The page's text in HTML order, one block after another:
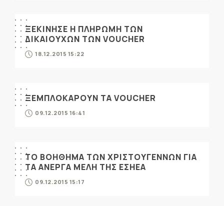
ΞΕΚΙΝΗΣΕ Η ΠΛΗΡΩΜΗ ΤΩΝ
ΔΙΚΑΙΟΥΧΩΝ ΤΩΝ VOUCHER
18.12.2015 15:22
ΞΕΜΠΛΟΚΑΡΟΥΝ ΤΑ VOUCHER
09.12.2015 16:41
ΤΟ ΒΟΗΘΗΜΑ ΤΩΝ ΧΡΙΣΤΟΥΓΕΝΝΩΝ ΓΙΑ
ΤΑ ΑΝΕΡΓΑ ΜΕΛΗ ΤΗΣ ΕΣΗΕΑ
09.12.2015 15:17